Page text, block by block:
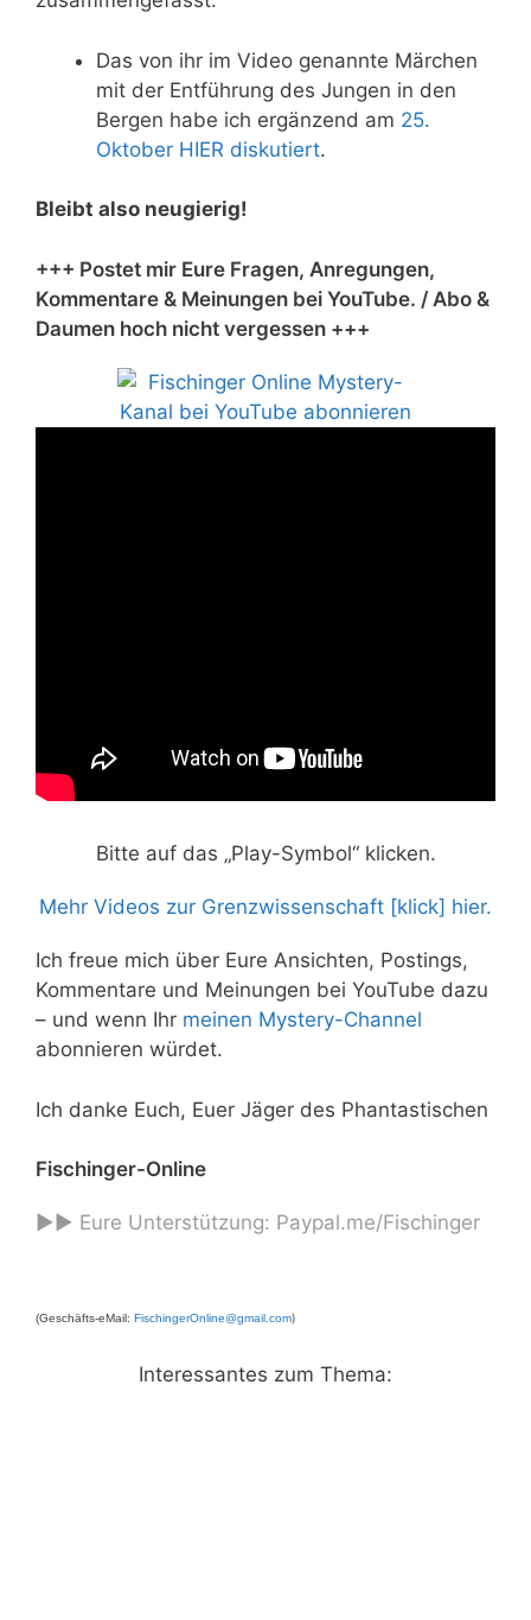
Das von ihr im Video genannte Märchen
mit der Entführung des Jungen in den
Bergen habe ich ergänzend am 25.
Oktober HIER diskutiert.
Bleibt also neugierig!
+++ Postet mir Eure Fragen, Anregungen,
Kommentare & Meinungen bei YouTube. / Abo &
Daumen hoch nicht vergessen +++
Bitte auf das „Play-Symbol“ klicken.
Mehr Videos zur Grenzwissenschaft [klick] hier.
Ich freue mich über Eure Ansichten, Postings,
Kommentare und Meinungen bei YouTube dazu
– und wenn Ihr meinen Mystery-Channel
abonnieren würdet.
Ich danke Euch, Euer Jäger des Phantastischen
Fischinger-Online
►► Eure Unterstützung: Paypal.me/Fischinger
(Geschäfts-eMail: FischingerOnline@gmail.com)
Interessantes zum Thema: